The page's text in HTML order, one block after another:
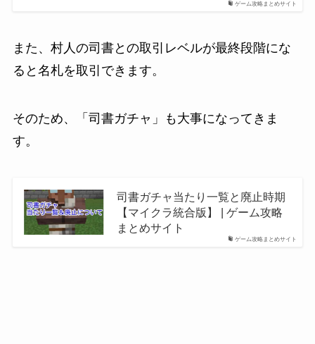
ゲーム攻略まとめサイト
また、村人の司書との取引レベルが最終段階にな
ると名札を取引できます。
そのため、「司書ガチャ」も大事になってきま
す。
ゲーム攻略まとめサイト
司書ガチャ当たり一覧と廃止時期
【マイクラ統合版】 | ゲーム攻略
まとめサイト